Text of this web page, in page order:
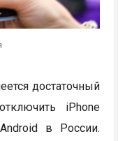
достаточный
iPhone
в России.